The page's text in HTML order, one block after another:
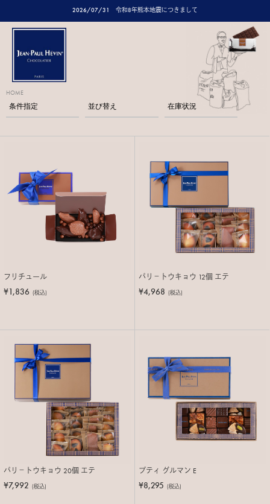
2026/07/31 令和8年熊本地震につきまして
HOME
条件指定 並び替え 在庫状況
フリチュール
¥1,836 (税込)
パリ－トウキョウ 12個 エテ
¥4,968 (税込)
パリ－トウキョウ 20個 エテ
¥7,992 (税込)
プティ グルマン E
¥8,295 (税込)